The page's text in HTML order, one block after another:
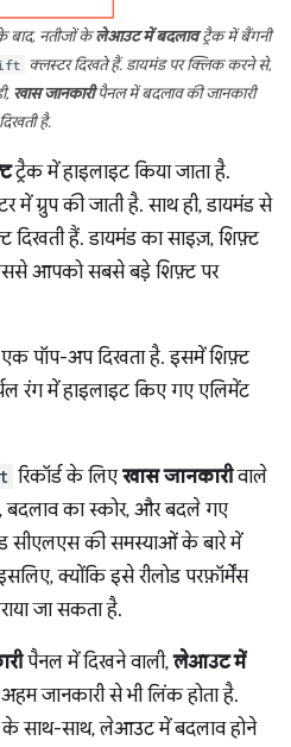
बाद, नतीजों केलेआउट में बदलावट्रैक में बैंगनी
क्लस्टर दिखते हैं. डायमंड पर क्लिक करने से,
खास जानकारीपैनल में बदलाव की जानकारी
दिखती है.
ट्रैक में हाइलाइट किया जाता है.
में ग्रुप की जाती है. साथ ही, डायमंड से
हैं. डायमंड का साइज़, शिफ़्ट
आपको सबसे बड़े शिफ़्ट पर
पॉप-अप दिखता है. इसमें शिफ़्ट
रंग में हाइलाइट किए गए एलिमेंट
रिकॉर्ड के लिएखास जानकारीवाले
बदलाव का स्कोर, और बदले गए
सीएलएस की समस्याओं के बारे में
क्योंकि इसे रीलोड परफ़ॉर्मेंस
जा सकता है.
पैनल में दिखने वाली,लेआउट में
जानकारी से भी लिंक होता है.
साथ-साथ, लेआउट में बदलाव होने